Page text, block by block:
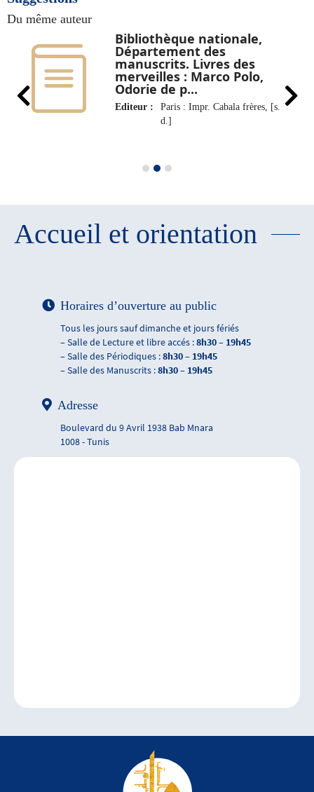
Du même auteur
Bibliothèque nationale,
Département des
manuscrits. Livres des
merveilles : Marco Polo,
Odorie de p...
Editeur :
Paris : Impr. Cabala frères, [s.
d.]
Accueil et orientation
Horaires d’ouverture au public
Tous les jours sauf dimanche et jours fériés
– Salle de Lecture et libre accés :8h30 – 19h45
– Salle des Périodiques :8h30 – 19h45
– Salle des Manuscrits :8h30 – 19h45
Adresse
Boulevard du 9 Avril 1938 Bab Mnara
1008 - Tunis